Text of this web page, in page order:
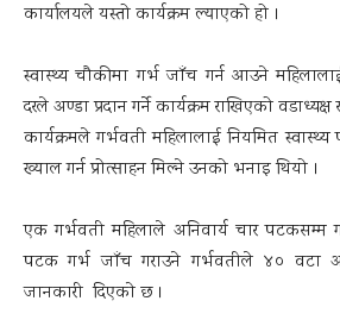
कार्यालयले यस्तो कार्यक्रम ल्याएको हो ।
स्वास्थ्य चौकीमा गर्भ जाँच गर्न आउने
दरले अण्डा प्रदान गर्ने कार्यक्रम राखिएको
कार्यक्रमले गर्भवती महिलालाई नियमित स्वास्थ्य
ख्याल गर्न प्रोत्साहन मिल्ने उनको भनाइ थियो ।
एक गर्भवती महिलाले अनिवार्य चार पटकसम्म
पटक गर्भ जाँच गराउने गर्भवतीले ४० वटा
जानकारी दिएकाे छ ।